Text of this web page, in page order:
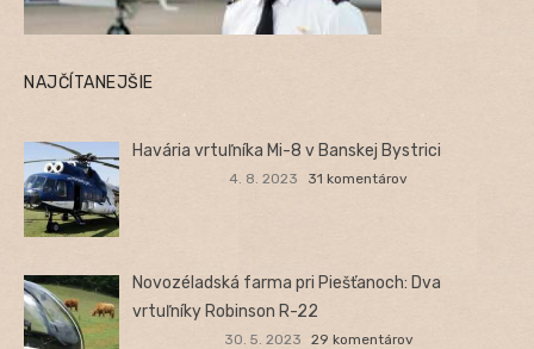
NAJČÍTANEJŠIE
Havária vrtuľníka Mi-8 v Banskej Bystrici
4. 8. 2023 31 komentárov
Novozéladská farma pri Piešťanoch: Dva
vrtuľníky Robinson R-22
30. 5. 2023 29 komentárov